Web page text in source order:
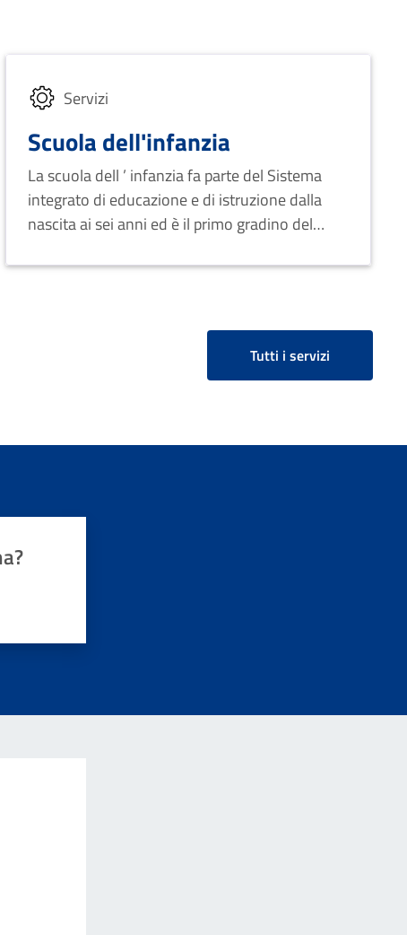
Servizi
Scuola dell'infanzia
La scuola dell ’ infanzia fa parte del Sistema
integrato di educazione e di istruzione dalla
nascita ai sei anni ed è il primo gradino del
Tutti i servizi